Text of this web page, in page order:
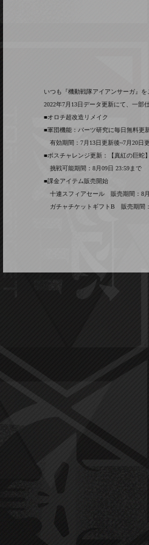
いつも『機動戦隊アイアンサーガ』
2022年7月13日データ更新にて、一部
■オロチ超改造リメイク
■軍団機能：パーツ研究に毎日無料更
有効期間：7月13日更新後~7月20日
■ボスチャレンジ更新：【真紅の巨蛇】
挑戦可能期間：8月09日 23:59まで
■課金アイテム販売開始
十連スフィアセール 販売期間：8月
ガチャチケットギフトB 販売期間